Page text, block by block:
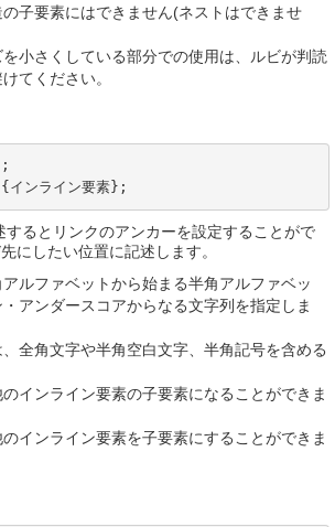
子要素にはできません(ネストはできませ
小さくしている部分での使用は、ルビが判読
てください。
インライン要素};
るとリンクのアンカーを設定することがで
にしたい位置に記述します。
ルファベットから始まる半角アルファベッ
・アンダースコアからなる文字列を指定しま
全角文字や半角空白文字、半角記号を含める
インライン要素の子要素になることができま
インライン要素を子要素にすることができま